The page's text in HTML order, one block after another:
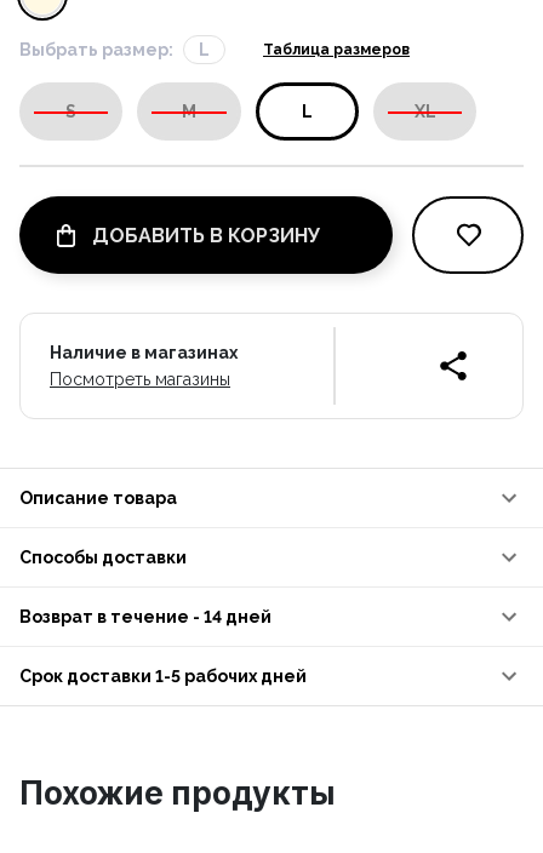
Выбрать размер: L Таблица размеров
S M L XL
ДОБАВИТЬ В КОРЗИНУ
Наличие в магазинах
Посмотреть магазины
Описание товара
Способы доставки
Возврат в течение - 14 дней
Срок доставки 1-5 рабочих дней
Похожие продукты